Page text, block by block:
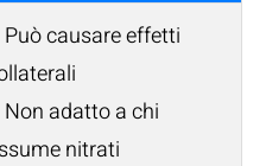
causare effetti
adatto a chi
nitrati